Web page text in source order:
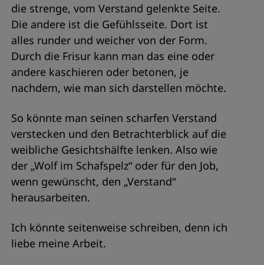
die strenge, vom Verstand gelenkte Seite.
Die andere ist die Gefühlsseite. Dort ist
alles runder und weicher von der Form.
Durch die Frisur kann man das eine oder
andere kaschieren oder betonen, je
nachdem, wie man sich darstellen möchte.
So könnte man seinen scharfen Verstand
verstecken und den Betrachterblick auf die
weibliche Gesichtshälfte lenken. Also wie
der „Wolf im Schafspelz“ oder für den Job,
wenn gewünscht, den „Verstand“
herausarbeiten.
Ich könnte seitenweise schreiben, denn ich
liebe meine Arbeit.